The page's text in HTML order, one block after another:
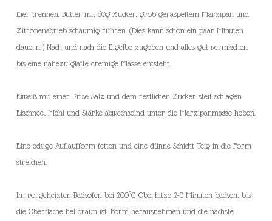
Eier trennen. Butter mit 50g Zucker, grob geraspeltem Marzipan und
Zitronenabrieb schaumig rühren. (Dies kann schon ein paar Minuten
dauern!) Nach und nach die Eigelbe zugeben und alles gut vermischen
bis eine nahezu glatte cremige Masse entsteht.
Eiweiß mit einer Prise Salz und dem restlichen Zucker steif schlagen.
Eischnee, Mehl und Stärke abwechselnd unter die Marzipanmasse heben.
Eine eckige Auflaufform fetten und eine dünne Schicht Teig in die Form
streichen.
Im vorgeheizten Backofen bei 200°C Oberhitze 2-3 Minuten backen, bis
die Oberfläche hellbraun ist. Form herausnehmen und die nächste